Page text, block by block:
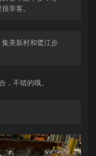
宰客。
美新村和鹭江步
，不错的哦。